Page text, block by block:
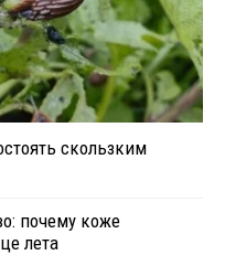
скользким
почему коже
лета